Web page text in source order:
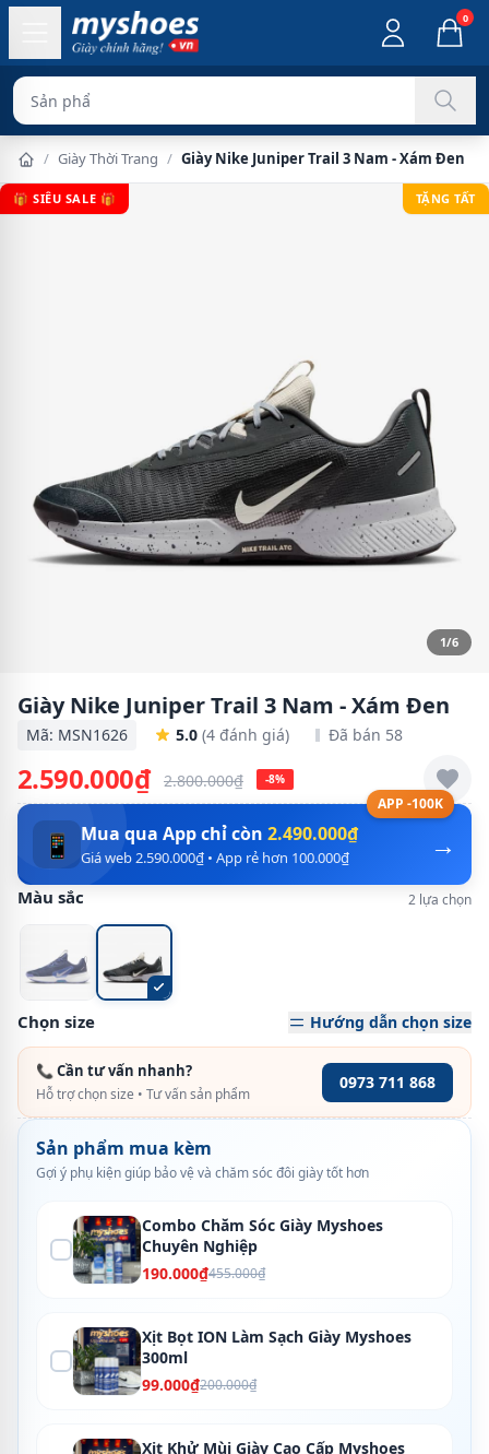
0
Sản phẩm chính hã
/ Giày Thời Trang / Giày Nike Juniper Trail 3 Nam - Xám Đen
🎁 SIÊU SALE 🎁 TẶNG TẤT
1/6
Giày Nike Juniper Trail 3 Nam - Xám Đen
Mã: MSN1626 5.0 (4 đánh giá) Đã bán 58
2.590.000₫ 2.800.000₫ -8%
APP -100K
→
📱 Mua qua App chỉ còn 2.490.000₫
Giá web 2.590.000₫ • App rẻ hơn 100.000₫
Màu sắc 2 lựa chọn
Chọn size Hướng dẫn chọn size
📞 Cần tư vấn nhanh?
Hỗ trợ chọn size • Tư vấn sản phẩm
0973 711 868
Sản phẩm mua kèm
Gợi ý phụ kiện giúp bảo vệ và chăm sóc đôi giày tốt hơn
Combo Chăm Sóc Giày Myshoes
Chuyên Nghiệp
190.000₫455.000₫
Xịt Bọt ION Làm Sạch Giày Myshoes
300ml
99.000₫200.000₫
Xịt Khử Mùi Giày Cao Cấp Myshoes